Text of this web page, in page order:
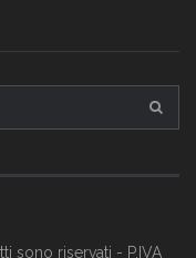
sono riservati - P.IVA